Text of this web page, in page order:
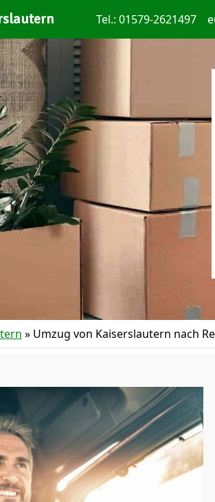
Tel.: 01579-2621497
» Umzug von Kaiserslautern nach